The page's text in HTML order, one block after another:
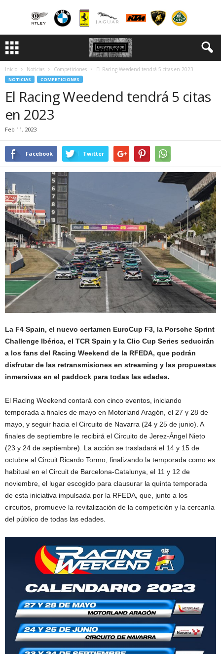
Inicio Noticias Competiciones El Racing Weedend tendrá 5 citas en 2023
NOTICIAS COMPETICIONES
El Racing Weedend tendrá 5 citas
en 2023
Feb 11, 2023
Facebook Twitter
La F4 Spain, el nuevo certamen EuroCup F3, la Porsche Sprint
Challenge Ibérica, el TCR Spain y la Clio Cup Series seducirán
a los fans del Racing Weekend de la RFEDA, que podrán
disfrutar de las retransmisiones en streaming y las propuestas
inmersivas en el paddock para todas las edades.
El Racing Weekend contará con cinco eventos, iniciando
temporada a finales de mayo en Motorland Aragón, el 27 y 28 de
mayo, y seguir hacia el Circuito de Navarra (24 y 25 de junio). A
finales de septiembre le recibirá el Circuito de Jerez-Ángel Nieto
(23 y 24 de septiembre). La acción se trasladará el 14 y 15 de
octubre al Circuit Ricardo Tormo, finalizando la temporada como es
habitual en el Circuit de Barcelona-Catalunya, el 11 y 12 de
noviembre, el lugar escogido para clausurar la quinta temporada
de esta iniciativa impulsada por la RFEDA, que, junto a los
circuitos, promueve la revitalización de la competición y la cercanía
del público de todas las edades.